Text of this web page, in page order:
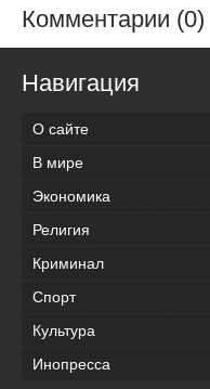
Комментарии (0)
Навигация
О сайте
В мире
Экономика
Религия
Криминал
Спорт
Культура
Инопресса